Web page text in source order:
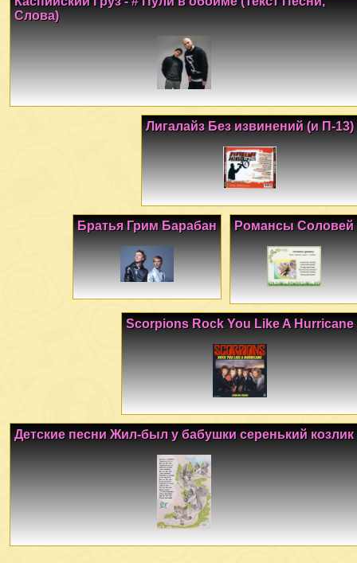
Слова)
Лигалайз Без извинений (и П-13)
Романсы Соловей
Братья Грим Барабан
Scorpions Rock You Like A Hurricane
Детские песни Жил-был у бабушки серенький козлик